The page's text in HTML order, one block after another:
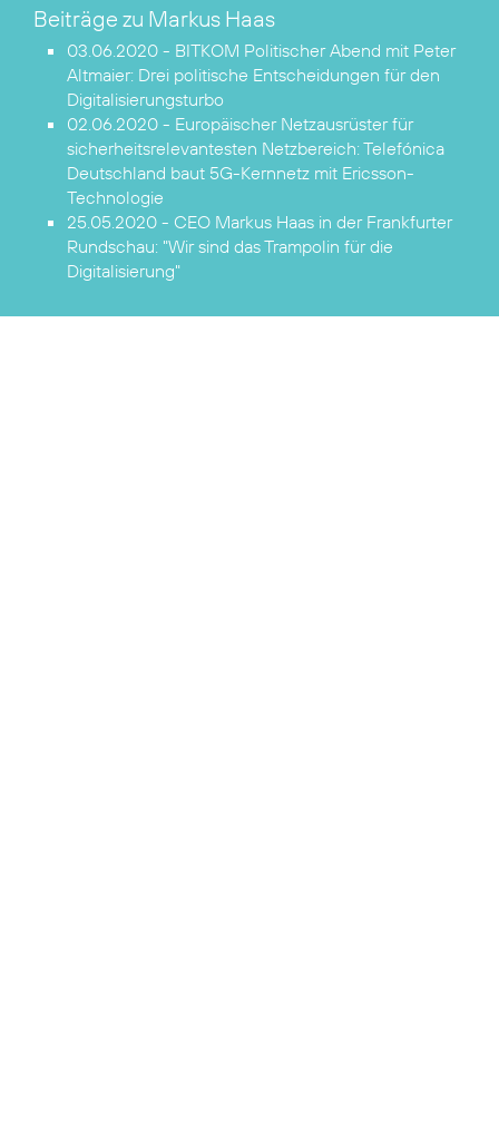
Beiträge zu Markus Haas
03.06.2020 - BITKOM Politischer Abend mit Peter
Altmaier: Drei politische Entscheidungen für den
Digitalisierungsturbo
02.06.2020 - Europäischer Netzausrüster für
sicherheitsrelevantesten Netzbereich:Telefónica
Deutschland baut 5G-Kernnetz mit Ericsson-
Technologie
25.05.2020 - CEO Markus Haas in der Frankfurter
Rundschau: "Wir sind das Trampolin für die
Digitalisierung"